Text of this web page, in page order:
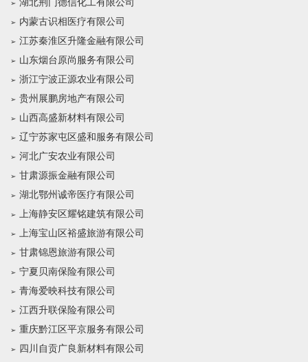
湖北荆门德信化工有限公司
内蒙古识相医疗有限公司
江苏秦淮区升隆金融有限公司
山东烟台原尚服务有限公司
浙江宁波正源农业有限公司
贵州展鹏房地产有限公司
山西高盛新材料有限公司
辽宁苏家屯区盛和服务有限公司
河北广安农业有限公司
甘肃源振金融有限公司
湖北鄂州诚帝医疗有限公司
上海静安区耀铭建筑有限公司
上海宝山区裕盛旅游有限公司
甘肃锦恩旅游有限公司
宁夏贝南保险有限公司
青海爱映科技有限公司
江西升联保险有限公司
重庆黔江区平京服务有限公司
四川自贡广良新材料有限公司